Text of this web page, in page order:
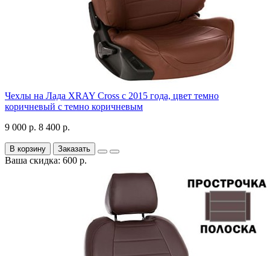
Чехлы на Лада XRAY Cross с 2015 года, цвет темно
коричневый с темно коричневым
9 000 р. 8 400 р.
В корзину Заказать
Ваша скидка: 600 р.